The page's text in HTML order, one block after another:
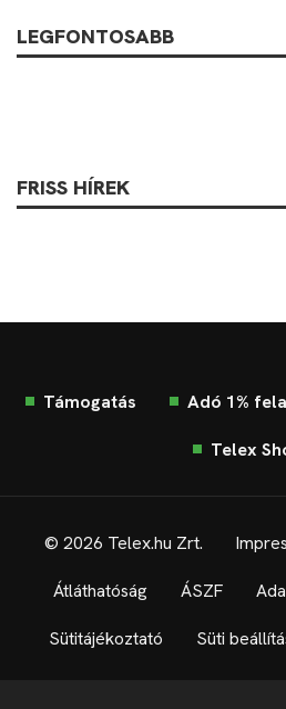
LEGFONTOSABB
FRISS HÍREK
Támogatás Adó 1%
Telex
© 2026 Telex.hu Zrt.
Átláthatóság ÁSZF
Sütitájékoztató Süti